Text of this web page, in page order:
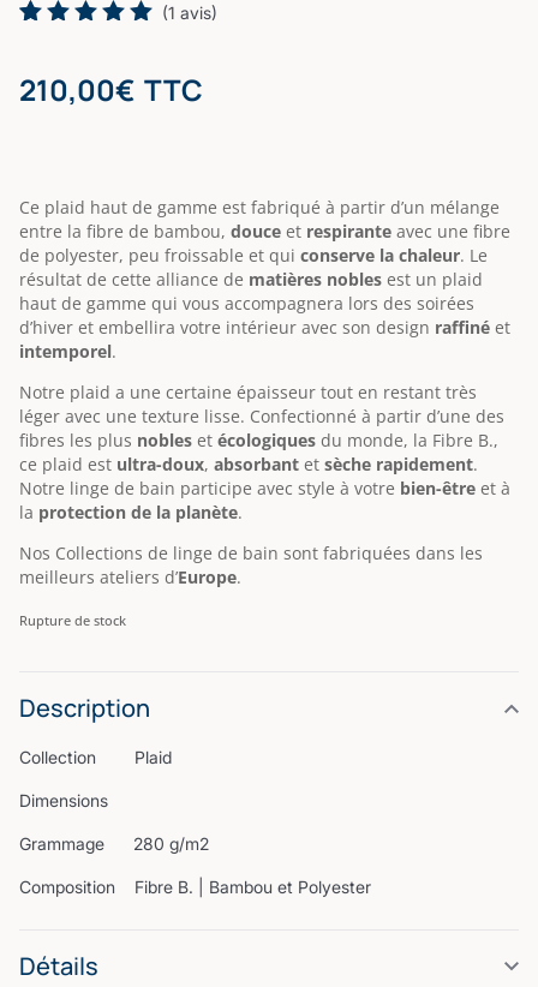
basé
sur
(1 avis)
210,00€ TTC
Ce plaid haut de gamme est fabriqué à partir d’un mélange
entre la fibre de bambou, douce et respirante avec une fibre
de polyester, peu froissable et qui conserve la chaleur. Le
résultat de cette alliance de matières nobles est un plaid
haut de gamme qui vous accompagnera lors des soirées
d’hiver et embellira votre intérieur avec son design raffiné et
intemporel.
Notre plaid a une certaine épaisseur tout en restant très
léger avec une texture lisse. Confectionné à partir d’une des
fibres les plus nobles et écologiques du monde, la Fibre B.,
ce plaid est ultra-doux, absorbant et sèche rapidement.
Notre linge de bain participe avec style à votre bien-être et à
la protection de la planète.
Nos Collections de linge de bain sont fabriquées dans les
meilleurs ateliers d’Europe.
Rupture de stock
Description
Collection Plaid
Dimensions
Grammage 280 g/m2
Composition Fibre B. | Bambou et Polyester
Détails